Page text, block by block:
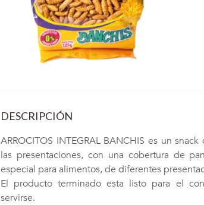
DESCRIPCIÓN
ARROCITOS INTEGRAL BANCHIS es un
las presentaciones, con una cobertura de
especial para alimentos, de diferentes
El producto terminado esta listo para el
servirse.